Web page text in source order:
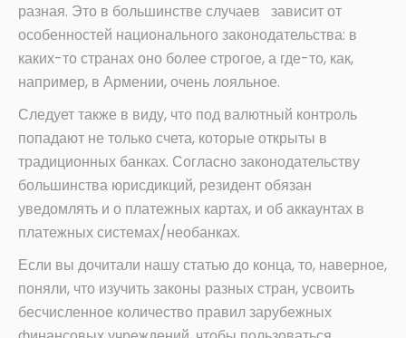
разная. Это в большинстве случаев зависит от
особенностей национального законодательства: в
каких-то странах оно более строгое, а где-то, как,
например, в Армении, очень лояльное.
Следует также в виду, что под валютный контроль
попадают не только счета, которые открыты в
традиционных банках. Согласно законодательству
большинства юрисдикций, резидент обязан
уведомлять и о платежных картах, и об аккаунтах в
платежных системах/необанках.
Если вы дочитали нашу статью до конца, то, наверное,
поняли, что изучить законы разных стран, усвоить
бесчисленное количество правил зарубежных